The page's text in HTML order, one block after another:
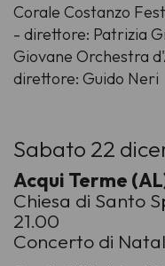
Corale Costanzo
- direttore: Patrizia
Giovane Orchestra
direttore: Guido Neri
Sabato 22
Acqui Terme
Chiesa di Santo
21.00
Concerto di